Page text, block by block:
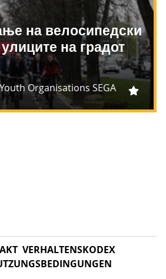
на велосипедски
на градот
Organisations SEGA
VERHALTENSKODEX